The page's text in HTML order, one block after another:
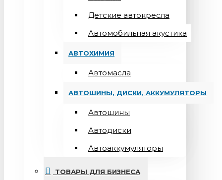
Детские автокресла
Автомобильная акустика
АВТОХИМИЯ
Автомасла
АВТОШИНЫ, ДИСКИ, АККУМУЛЯТОРЫ
Автошины
Автодиски
Автоаккумуляторы
ТОВАРЫ ДЛЯ БИЗНЕСА